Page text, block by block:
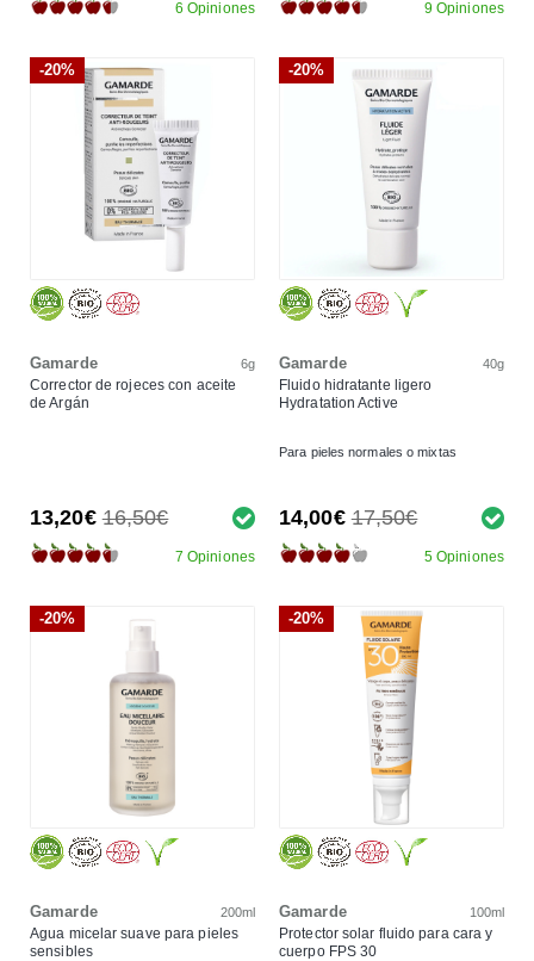
6 Opiniones 9 Opiniones
-20%
Gamarde 6g
Corrector de rojeces con aceite
de Argán
13,20€ 16,50€
7 Opiniones
-20%
Gamarde 40g
Fluido hidratante ligero
Hydratation Active
Para pieles normales o mixtas
14,00€ 17,50€
5 Opiniones
-20%
Gamarde 200ml
Agua micelar suave para pieles
sensibles
-20%
Gamarde 100ml
Protector solar fluido para cara y
cuerpo FPS 30